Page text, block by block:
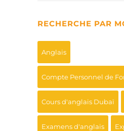
RECHERCHE PAR
Anglais
Compte Personnel de
Cours d'anglais Dubaï
Examens d'anglais